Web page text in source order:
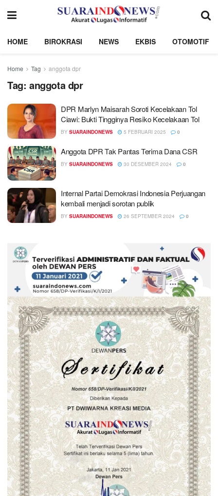
HOME BIROKRASI NEWS EKBIS OTOMOTIF
Home Tag anggota dpr
Tag: anggota dpr
DPR Marlyn Maisarah Soroti Kecelakaan Tol
Ciawi: Bukti Tingginya Resiko Kecelakaan Tol
BY SUARAINDONEWS 5 FEBRUARI 2025 0
Anggota DPR Tak Pantas Terima Dana CSR
BY SUARAINDONEWS 30 DESEMBER 2024 0
Internal Partai Demokrasi Indonesia Perjuangan
kembali menjadi sorotan publik
BY SUARAINDONEWS 26 SEPTEMBER 2024 0